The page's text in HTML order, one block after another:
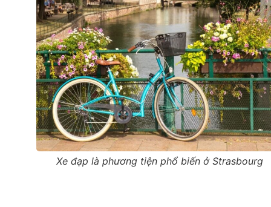
Xe đạp là phương tiện phổ biến ở Strasbourg